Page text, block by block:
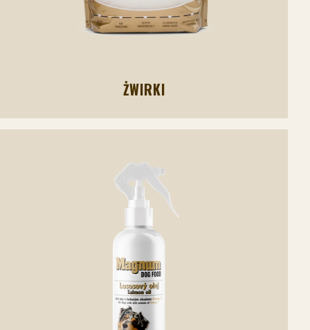
ŻWIRKI